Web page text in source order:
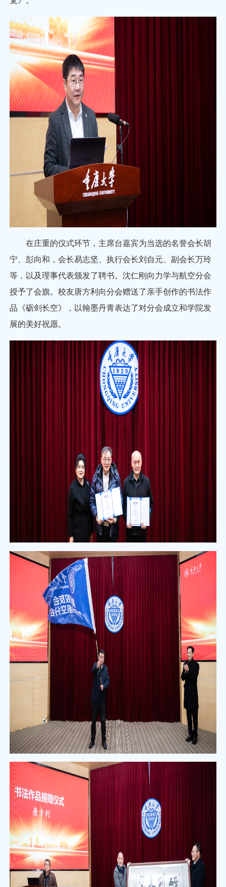
在庄重的仪式环节，主席台嘉宾为当选的名誉会长胡
宁、彭向和，会长易志坚、执行会长刘自元、副会长万玲
等，以及理事代表颁发了聘书。沈仁刚向力学与航空分会
授予了会旗。校友唐方利向分会赠送了亲手创作的书法作
品《砺剑长空》，以翰墨丹青表达了对分会成立和学院发
展的美好祝愿。